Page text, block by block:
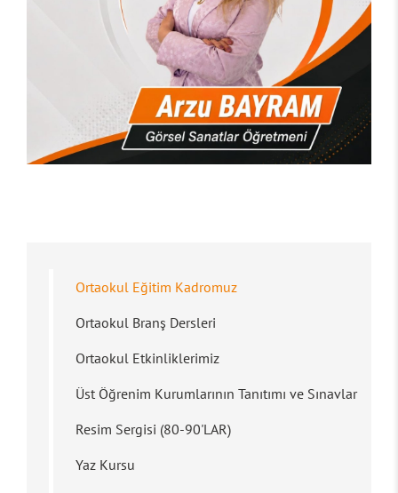
Ortaokul Eğitim Kadromuz
Ortaokul Branş Dersleri
Ortaokul Etkinliklerimiz
Üst Öğrenim Kurumlarının Tanıtımı ve Sınavlar
Resim Sergisi (80-90'LAR)
Yaz Kursu